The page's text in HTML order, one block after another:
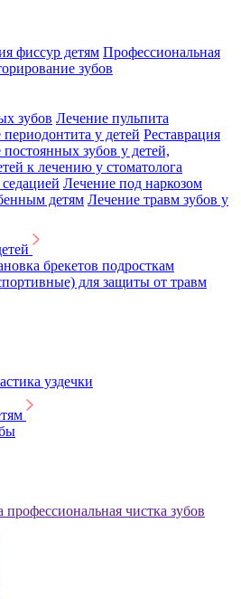
фиссур детям Профессиональная
зубов
зубов Лечение пульпита
у детей Реставрация
зубов у детей,
к лечению у стоматолога
Лечение под наркозом
детям Лечение травм зубов у
брекетов подросткам
для защиты от травм
уздечки
чистка зубов